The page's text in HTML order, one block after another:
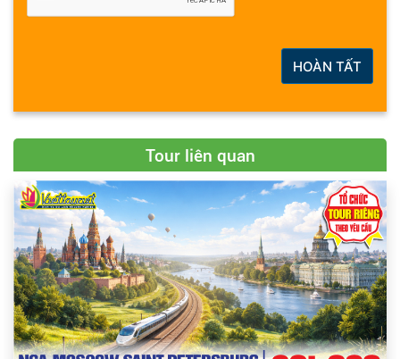
HOÀN TẤT
Tour liên quan